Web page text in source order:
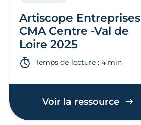
Artiscope Entreprises
CMA Centre -Val de
Loire 2025
Temps de lecture : 4 min
Voir la ressource